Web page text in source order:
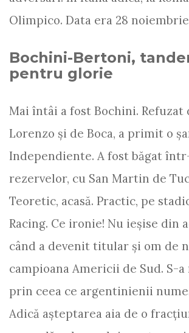
Olimpico. Data era 28 noiembrie
Bochini-Bertoni,
pentru glorie
Mai întâi a fost Bochini. Refuzat
Lorenzo şi de Boca, a primit o
Independiente. A fost băgat
rezervelor, cu San Martin de
Teoretic, acasă. Practic, pe
Racing. Ce ironie! Nu ieşise din
când a devenit titular şi om de
campioana Americii de Sud. S-
prin ceea ce argentinienii
Adică aşteptarea aia de o